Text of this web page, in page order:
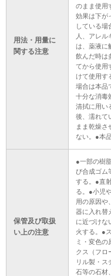
用法・用量に
関する注意
のまま使用
効果は下が
している場
人、アレル
は、薬液に
飲んだ時は
てから使用
けて使用す
場合は本品
十分な消毒
清拭に用い
後、濡れて
まま乾燥さ
ない。●本
保管及び取扱
い上の注意
●一部の樹
び合成ゴム
する。●直
る。●小児
用の原因や
器に入れ替
に近づけな
火する。●
ミ・変色の
クス（フロ
リル製・ス
石等の石材